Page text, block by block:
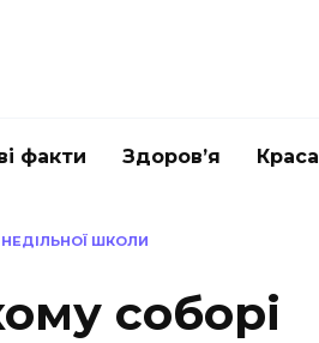
факти Здоров’я Краса
ШКОЛИ
соборі